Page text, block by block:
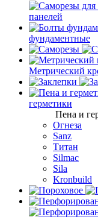
панелей
фундаментные
Метрический
герметики
Пена и
Огнеза
Sanz
Титан
Silmac
Sila
Kronbuild